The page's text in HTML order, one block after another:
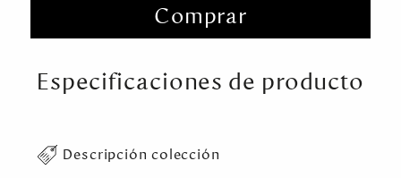
Comprar
Especificaciones de producto
Descripción colección